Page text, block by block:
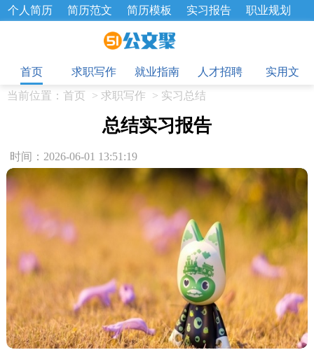
个人简历 简历范文 简历模板 实习报告
职业规划
招聘选拔 绩效考核
工作总结
辞职报告
首页
求职写作 就业指南 人才招聘
实用文
当前位置： 首页 > 求职写作 > 实习总结
总结实习报告
时间：2026-06-01 13:51:19